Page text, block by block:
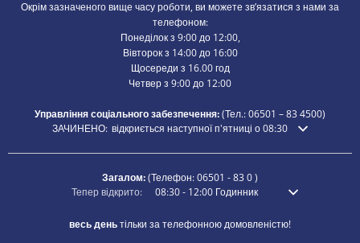
Окрім зазначеного вище часу роботи, ви можете зв’язатися з нами за
телефоном:
Понеділок з 9:00 до 12:00,
Вівторок з 14:00 до 16:00
Щосереди з 16.00 год
Четвер з 9:00 до 12:00
Управління соціального забезпечення:(Тел.:06501 – 834500)
Натисніть, щоб приховати додатковий час відкриття або закриття
ЗАЧИНЕНО: відкриється наступної п'ятниці о 08:30
Загалом:(Телефон:06501 - 83 0)
Натисніть, щоб приховати додатковий час відкриття або
Тепер відкрито: 08:30-12:00Годинник З 8:30 до 12:00
весь деньтільки за телефонною домовленістю!